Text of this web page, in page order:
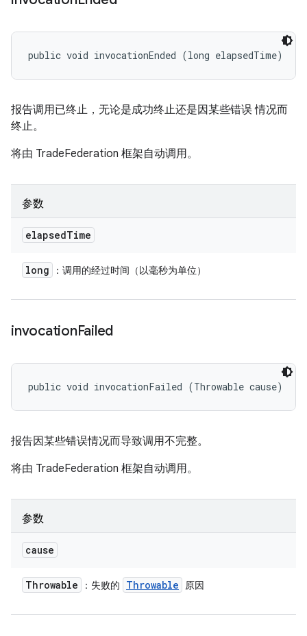
public void invocationEnded (long elapsedTime)
报告调用已终止，无论是成功终止还是因某些错误 情况而
终止。
将由 TradeFederation 框架自动调用。
参数
elapsedTime
long ：调用的经过时间（以毫秒为单位）
invocationFailed
public void invocationFailed (Throwable cause)
报告因某些错误情况而导致调用不完整。
将由 TradeFederation 框架自动调用。
参数
cause
Throwable ：失败的 Throwable 原因